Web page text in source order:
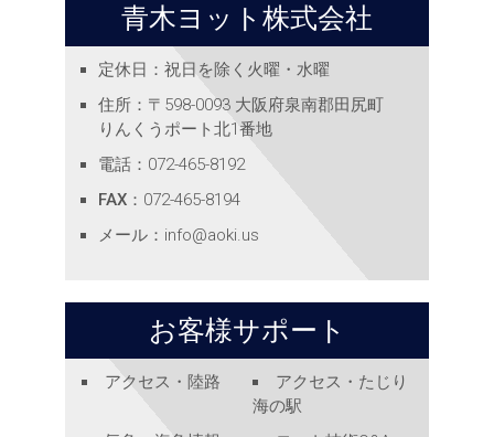
青木ヨット株式会社
定休日 ：祝日を除く火曜・水曜
住所 ：〒598-0093 大阪府泉南郡田尻町
りんくうポート北1番地
電話 ：072-465-8192
FAX ：072-465-8194
メール ： info@aoki.us
お客様サポート
アクセス・陸路
アクセス・たじり
海の駅